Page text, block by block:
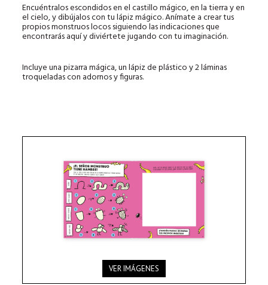
Encuéntralos escondidos en el castillo mágico, en la tierra y en
el cielo, y dibújalos con tu lápiz mágico. Anímate a crear tus
propios monstruos locos siguiendo las indicaciones que
encontrarás aquí y diviértete jugando con tu imaginación.
Incluye una pizarra mágica, un lápiz de plástico y 2 láminas
troqueladas con adornos y figuras.
VER IMÁGENES